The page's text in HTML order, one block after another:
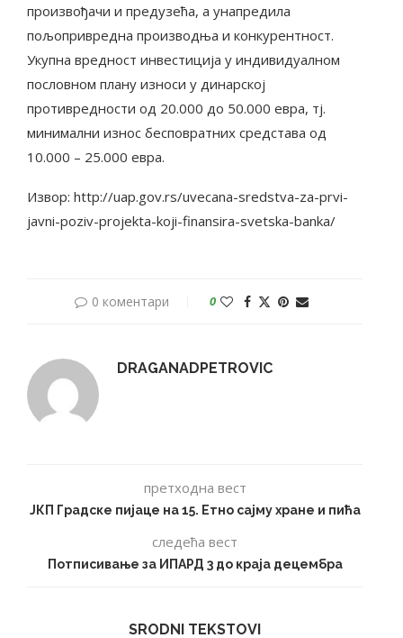
произвођачи и предузећа, а унапредила
пољопривредна производња и конкурентност.
Укупна врeднoст инвeстициja у индивидуaлном
пословном плану изнoси у динарској
противредности од 20.000 до 50.000 евра, тj.
минимaлни изнoс бeспoврaтних срeдстaвa oд
10.000 – 25.000 евра.
Извор: http://uap.gov.rs/uvecana-sredstva-za-prvi-
javni-poziv-projekta-koji-finansira-svetska-banka/
0 коментари 0
DRAGANADPETROVIC
претходна вест
ЈКП Градске пијаце на 15. Етно сајму хране и пића
следећа вест
Потписивање за ИПАРД 3 до краја децембра
SRODNI TEKSTOVI